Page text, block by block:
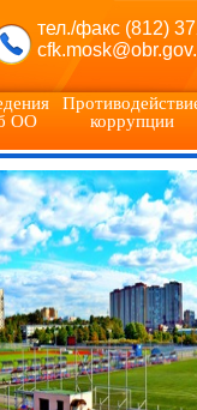
тел./факс (812)
ОО
коррупции